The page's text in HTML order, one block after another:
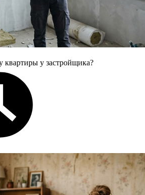
квартиры у застройщика?